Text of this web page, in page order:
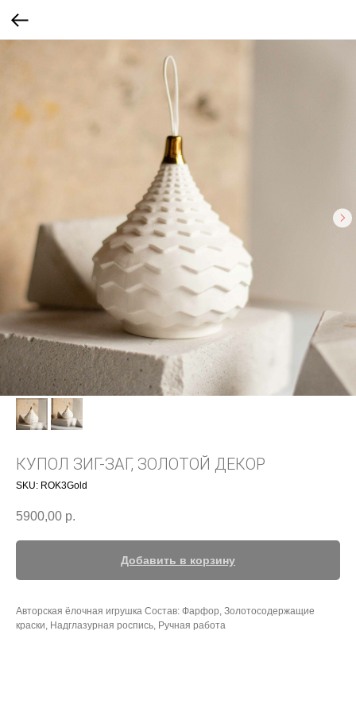
КУПОЛ ЗИГ-ЗАГ, ЗОЛОТОЙ ДЕКОР
SKU: ROK3Gold
5900,00 р.
Добавить в корзину
Авторская ёлочная игрушка Состав: Фарфор, Золотосодержащие
краски, Надглазурная роспись, Ручная работа